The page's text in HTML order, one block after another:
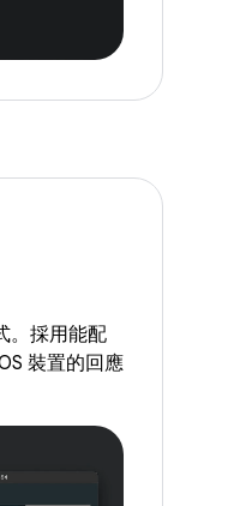
。採用能配
裝置的回應